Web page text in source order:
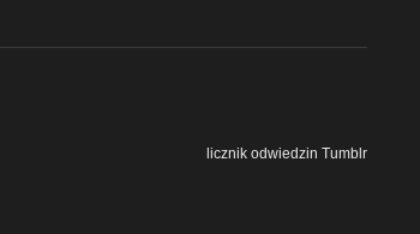
licznik odwiedzin Tumblr